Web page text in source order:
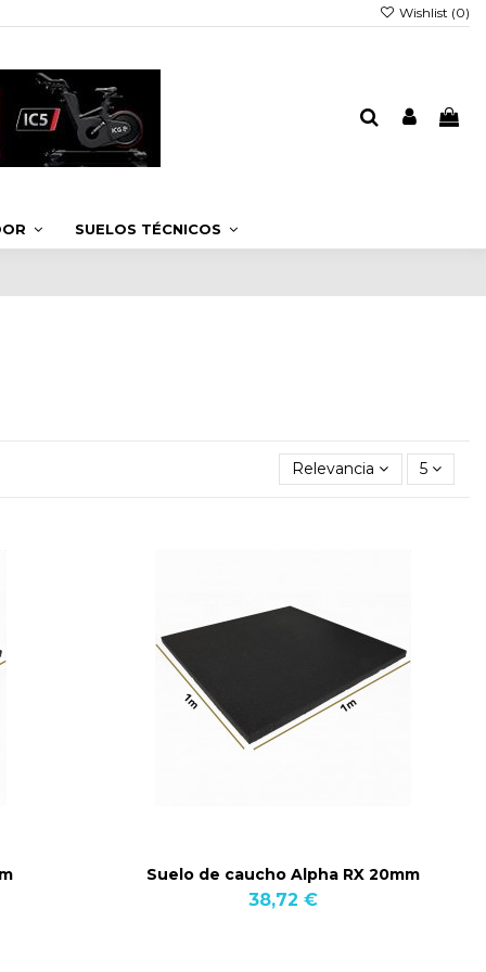
Wishlist (0)
SUELOS TÉCNICOS
Relevancia 5
Suelo de caucho Alpha RX 20mm
38,72 €